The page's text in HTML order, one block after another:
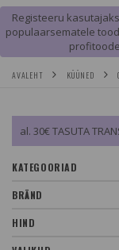
Registeeru
populaarsematele
AVALEHT KÜÜNED
al. 30€ TASUTA
KATEGOORIAD
BRÄND
HIND